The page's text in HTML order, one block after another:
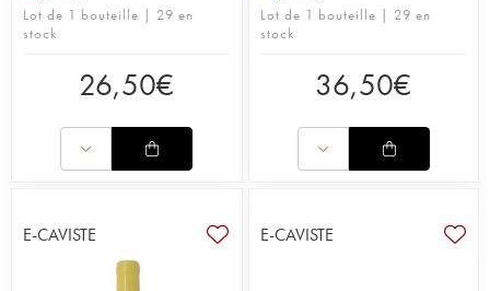
Lot de 1 bouteille | 29 en
stock
26,50€
Lot de 1 bouteille | 29 en
stock
36,50€
E-CAVISTE E-CAVISTE